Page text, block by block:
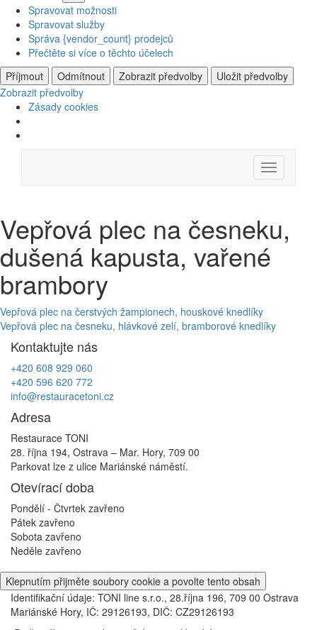
Spravovat možnosti
Spravovat služby
Správa {vendor_count} prodejců
Přečtěte si více o těchto účelech
Příjmout
Odmítnout Zobrazit předvolby
Uložit předvolby
Zobrazit předvolby
Zásady cookies
content
Menu
Vepřová plec na česneku,
dušená kapusta, vařené
brambory
Navigace
pro
příspěvek
Vepřová plec na čerstvých žampionech, houskové knedlíky
Vepřová plec na česneku, hlávkové zelí, bramborové knedlíky
Kontaktujte nás
+420 608 929 060
+420 596 620 772
info@restauracetoni.cz
Adresa
Restaurace TONI
28. října 194, Ostrava – Mar. Hory, 709 00
Parkovat lze z ulice Mariánské náměstí.
Otevírací doba
Pondělí - Čtvrtek zavřeno
Pátek zavřeno
Sobota zavřeno
Neděle zavřeno
Klepnutím přijměte soubory cookie a povolte tento obsah
Identifikační údaje: TONI line s.r.o., 28.října 196, 709 00 Ostrava
Mariánské Hory, IČ: 29126193, DIČ: CZ29126193